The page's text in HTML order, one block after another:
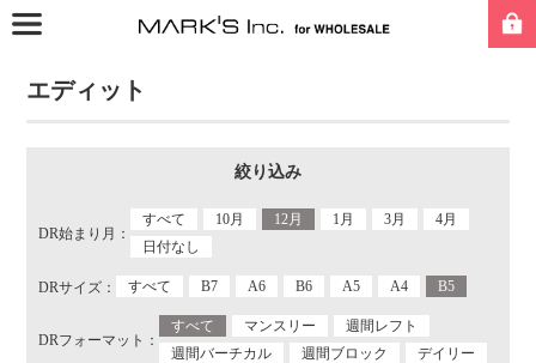
エディット
絞り込み
DR始まり月：
すべて 10月 12月 1月 3月
4月
日付なし
DRサイズ： すべて B7 A6 B6 A5 A4 B5
DRフォーマット：
すべて マンスリー
週間レフト
週間バーチカル
週間ブロック デイリー